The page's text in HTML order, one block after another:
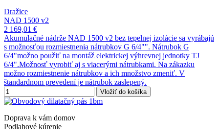
Dražice
NAD 1500 v2
2 169,01 €
Akumulačné nádrže NAD 1500 v2 bez tepelnej izolácie sa vyrábajú
s možnosťou rozmiestnenia nátrubkov G 6/4"". Nátrubok G
6/4"možno použiť na montáž elektrickej výhrevnej jednotky TJ
6/4".Možnosť vyrobiť aj s viacerými nátrubkami. Na zákazku
možno rozmiestnenie nátrubkov a ich množstvo zmeniť. V
štandardnom prevedení je nátrubok zaslepený.
Vložiť do košíka
Doprava k vám domov
Podlahové kúrenie